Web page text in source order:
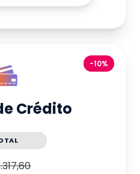
-10%
Crédito